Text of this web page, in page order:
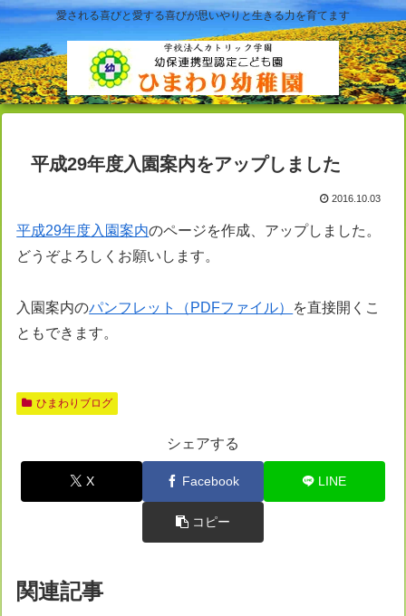
愛される喜びと愛する喜びが思いやりと生きる力を育てます
平成29年度入園案内をアップしました
2016.10.03
平成29年度入園案内のページを作成、アップしました。
どうぞよろしくお願いします。
入園案内のパンフレット（PDFファイル）
を直接開くこ
ともできます。
ひまわりブログ
シェアする
X Facebook LINE
コピー
関連記事